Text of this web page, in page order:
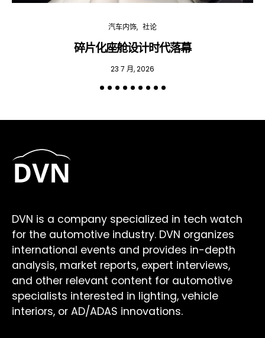
汽车内饰 社论
碎片化座舱设计时代落幕
23 7 月, 2026
DVN is a company specialized in tech watch
for the automotive industry. DVN organizes
international events and provides in-depth
analysis, market reports, expert interviews,
and other relevant content for automotive
specialists interested in lighting, vehicle
interiors, or AD/ADAS innovations.